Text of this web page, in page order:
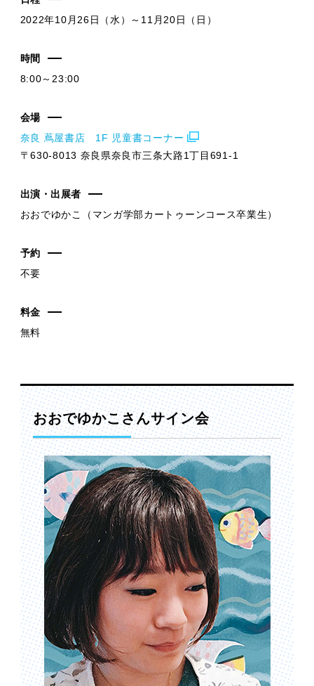
2022年10月26日（水）～11月20日（日）
時間
8:00～23:00
会場
奈良 蔦屋書店 1F 児童書コーナー
〒630-8013 奈良県奈良市三条大路1丁目691-1
出演・出展者
おおでゆかこ（マンガ学部カートゥーンコース卒業生）
予約
不要
料金
無料
おおでゆかこさんサイン会